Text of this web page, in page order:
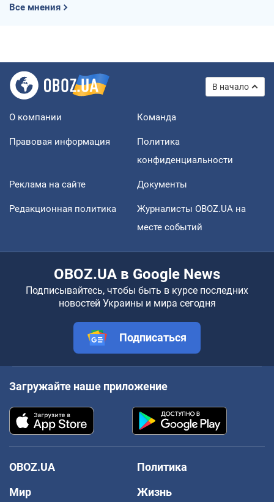
Все мнения
В начало
О компании Команда
Правовая информация
Политика
конфиденциальности
Реклама на сайте Документы
Редакционная политика
Журналисты OBOZ.UA на
месте событий
OBOZ.UA в Google News
Подписывайтесь, чтобы быть в курсе последних
новостей Украины и мира сегодня
Подписаться
Загружайте наше приложение
OBOZ.UA
Политика
Мир
Жизнь